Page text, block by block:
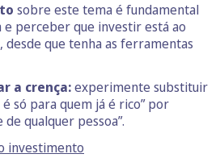
sobre este tema é fundamental
e perceber que investir está ao
desde que tenha as ferramentas
a crença:experimente substituir
só para quem já é rico” por
qualquer pessoa”.
investimento